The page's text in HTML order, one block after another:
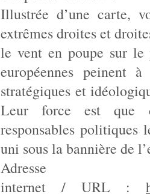
Illustrée d’une carte,
extrêmes droites et
le vent en poupe sur le
européennes peinent
stratégiques et
Leur force est que
responsables politiques
uni sous la bannière de
Adresse
internet / URL :